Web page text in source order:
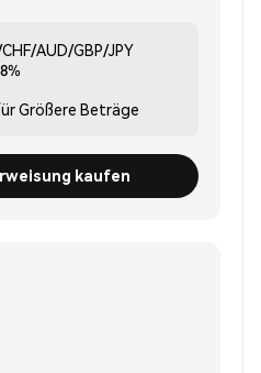
AUD/GBP/JPY
Größere Beträge
kaufen